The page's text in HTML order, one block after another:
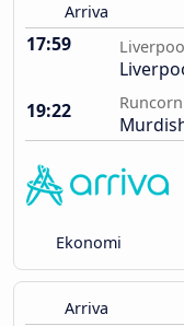
Arriva
17:59
19:22
Runcorn
Ekonomi
Arriva